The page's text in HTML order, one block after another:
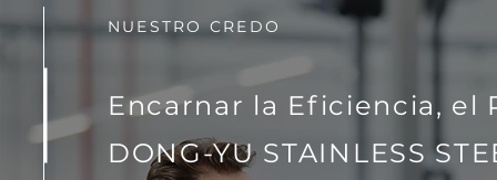
NUESTRO CREDO
Encarnar la Eficiencia, el
DONG-YU STAINLESS